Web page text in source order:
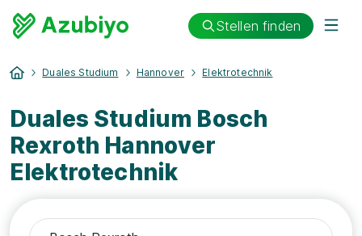
Stellen finden
Duales Studium Hannover Elektrotechnik
Duales Studium Bosch
Rexroth Hannover
Elektrotechnik